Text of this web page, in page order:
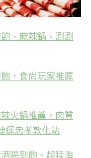
、麻辣鍋、涮涮
，食尚玩家推薦
火鍋推薦，肉質
運忠孝敦化站
喝到飽、超猛海